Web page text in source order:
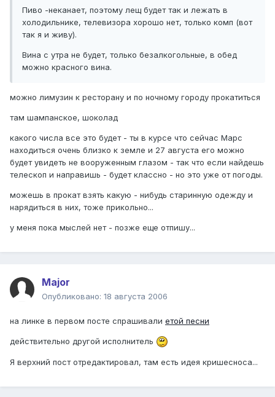
Пиво -неканает, поэтому лещ будет так и лежать в
холодильнике, телевизора хорошо нет, только комп (вот
так я и живу).
Вина с утра не будет, только безалкогольные, в обед
можно красного вина.
можно лимузин к ресторану и по ночному городу прокатиться
там шампанское, шоколад
какого числа все это будет - ты в курсе что сейчас Марс
находиться очень близко к земле и 27 августа его можно
будет увидеть не вооруженным глазом - так что если найдешь
телескоп и направишь - будет классно - но это уже от погоды.
можешь в прокат взять какую - нибудь старинную одежду и
нарядиться в них, тоже прикольно...
у меня пока мыслей нет - позже еще отпишу...
Major
Опубликовано: 18 августа 2006
на линке в первом посте спрашивали етой песни
действительно другой исполнитель
Я верхний пост отредактировал, там есть идея кришесноса...